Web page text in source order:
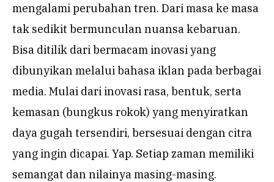
mengalami perubahan tren. Dari masa ke masa
tak sedikit bermunculan nuansa kebaruan.
Bisa ditilik dari bermacam inovasi yang
dibunyikan melalui bahasa iklan pada berbagai
media. Mulai dari inovasi rasa, bentuk, serta
kemasan (bungkus rokok) yang menyiratkan
daya gugah tersendiri, bersesuai dengan citra
yang ingin dicapai. Yap. Setiap zaman memiliki
semangat dan nilainya masing-masing.